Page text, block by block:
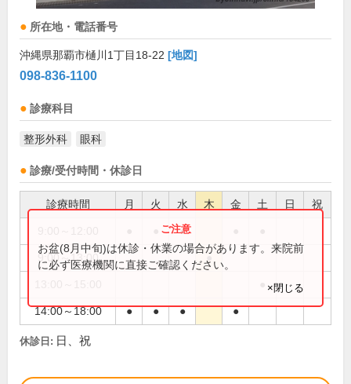
所在地・電話番号
沖縄県那覇市樋川1丁目18-22 [地図]
098-836-1100
診療科目
整形外科 眼科
診療/受付時間・休診日
診療時間 月 火 水 木 金 土 日 祝
●
9:00～13:00 ●
14:00～18:00 ● ● ● ●
お盆(8月中旬)は休診・休業の場合があります。来院前
に必ず医療機関に直接ご確認ください。
×閉じる
休診日: 日、祝